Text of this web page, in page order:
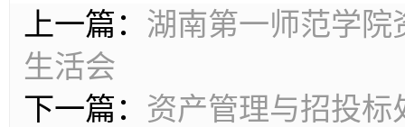
上一篇： 湖南第一师范学院
生活会
下一篇： 资产管理与招投标